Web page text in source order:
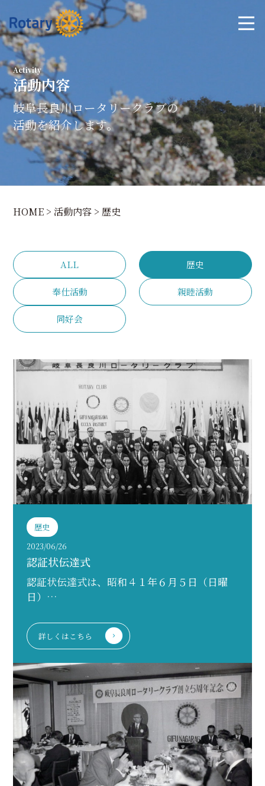
Activity
活動内容
岐阜長良川ロータリークラブの
活動を紹介します。
HOME >活動内容 > 歴史
ALL 歴史
奉仕活動 親睦活動
同好会
歴史
2023/06/26
認証状伝達式
認証状伝達式は、昭和４１年６月５日（日曜
日）…
詳しくはこちら